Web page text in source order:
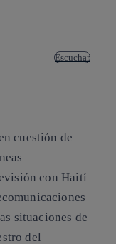
Escuchar
cuestión de
con Haití
situaciones de
del